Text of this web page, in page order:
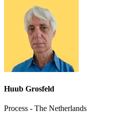
Huub Grosfeld
Process - The Netherlands